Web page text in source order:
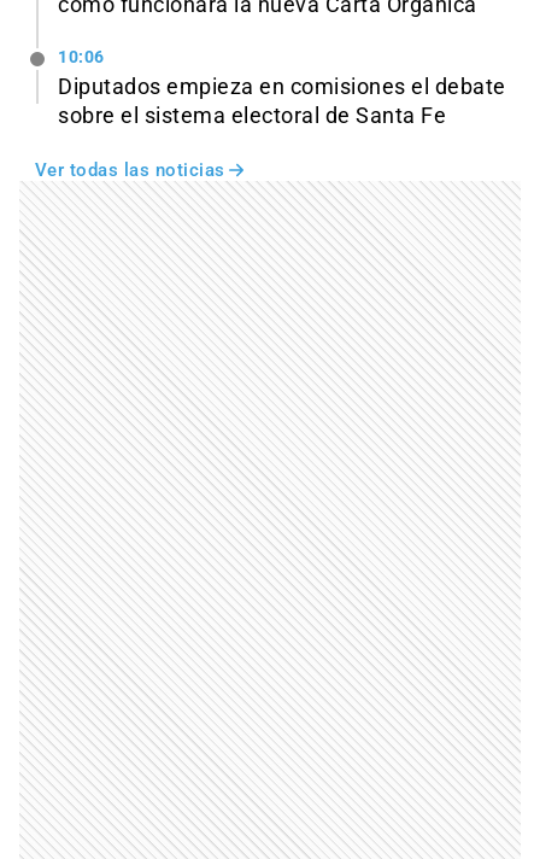
10:06
Diputados empieza en comisiones el debate
sobre el sistema electoral de Santa Fe
Ver todas las noticias